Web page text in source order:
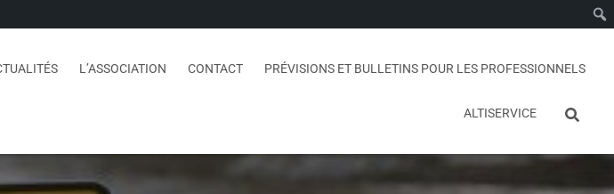
L’ASSOCIATION CONTACT PRÉVISIONS ET BULLETINS POUR LES PROFESSIONNELS
ALTISERVICE